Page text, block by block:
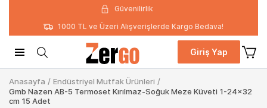
Güvenilirlik
1000 TL ve Üzeri Alışverişlerde Kargo Bedava!
Giriş Yap
Anasayfa / Endüstriyel Mutfak Ürünleri /
Gmb Nazen AB-5 Termoset Kırılmaz-Soğuk Meze Küveti 1-24x32
cm 15 Adet